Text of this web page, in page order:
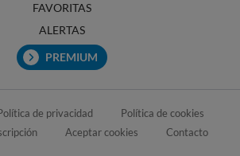
FAVORITAS
ALERTAS
PREMIUM
de privacidad
Política de cookies
Aceptar cookies Contacto